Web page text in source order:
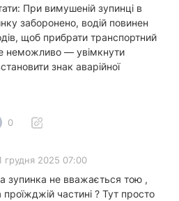
При вимушеній зупинці в
заборонено, водій повинен
щоб прибрати транспортний
неможливо — увімкнути
знак аварійної
0
грудня 2025 07:00
зупинка не вважається тою ,
частині ? Тут просто